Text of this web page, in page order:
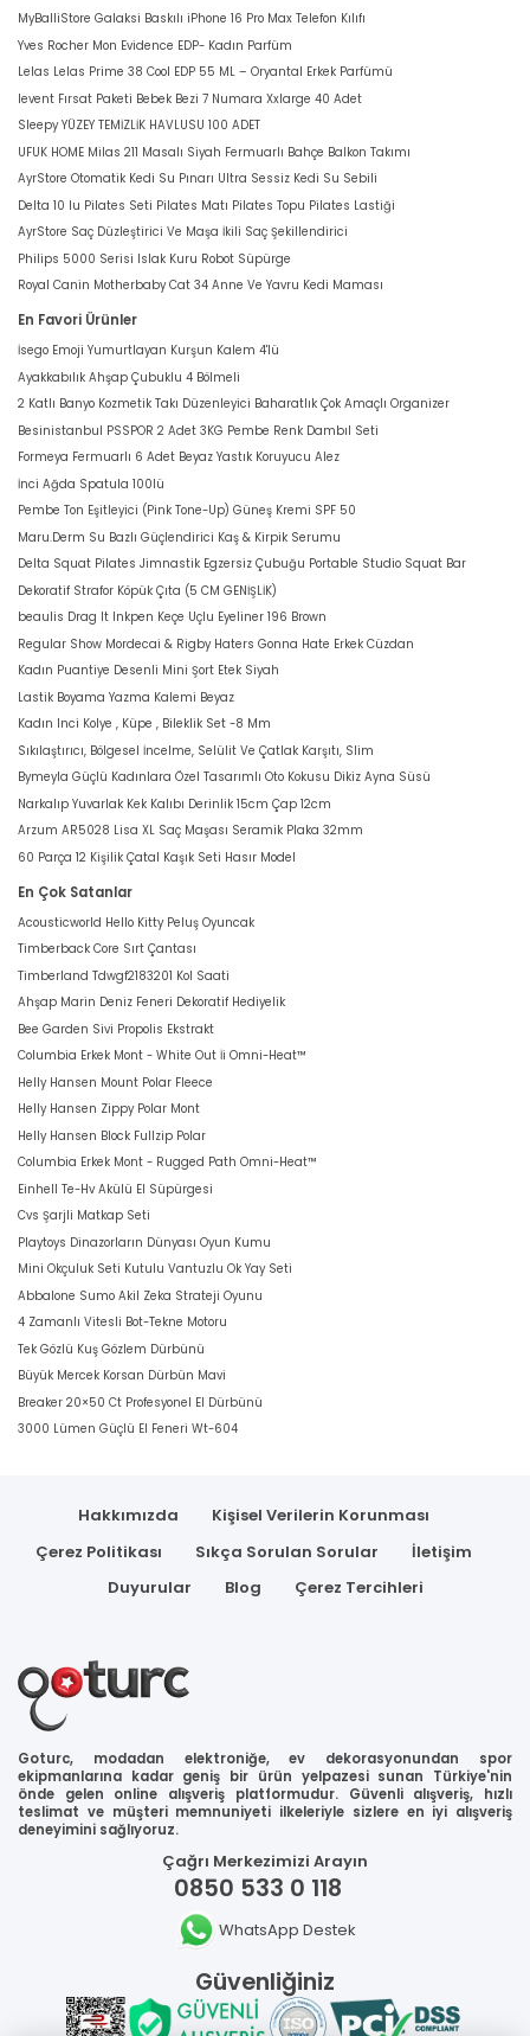
MyBalliStore Galaksi Baskılı iPhone 16 Pro Max Telefon Kılıfı
Yves Rocher Mon Evidence EDP- Kadın Parfüm
Lelas Lelas Prime 38 Cool EDP 55 ML – Oryantal Erkek Parfümü
levent Fırsat Paketi Bebek Bezi 7 Numara Xxlarge 40 Adet
Sleepy YÜZEY TEMİZLİK HAVLUSU 100 ADET
UFUK HOME Milas 211 Masalı Siyah Fermuarlı Bahçe Balkon Takımı
AyrStore Otomatik Kedi Su Pınarı Ultra Sessiz Kedi Su Sebili
Delta 10 lu Pilates Seti Pilates Matı Pilates Topu Pilates Lastiği
AyrStore Saç Düzleştirici Ve Maşa İkili Saç Şekillendirici
Philips 5000 Serisi Islak Kuru Robot Süpürge
Royal Canin Motherbaby Cat 34 Anne Ve Yavru Kedi Maması
En Favori Ürünler
İsego Emoji Yumurtlayan Kurşun Kalem 4'lü
Ayakkabılık Ahşap Çubuklu 4 Bölmeli
2 Katlı Banyo Kozmetik Takı Düzenleyici Baharatlık Çok Amaçlı Organizer
Besinistanbul PSSPOR 2 Adet 3KG Pembe Renk Dambıl Seti
Formeya Fermuarlı 6 Adet Beyaz Yastık Koruyucu Alez
İnci Ağda Spatula 100lü
Pembe Ton Eşitleyici (Pink Tone-Up) Güneş Kremi SPF 50
Maru.Derm Su Bazlı Güçlendirici Kaş & Kirpik Serumu
Delta Squat Pilates Jimnastik Egzersiz Çubuğu Portable Studio Squat Bar
Dekoratif Strafor Köpük Çıta (5 CM GENİŞLİK)
beaulis Drag It Inkpen Keçe Uçlu Eyeliner 196 Brown
Regular Show Mordecai & Rigby Haters Gonna Hate Erkek Cüzdan
Kadın Puantiye Desenli Mini Şort Etek Siyah
Lastik Boyama Yazma Kalemi Beyaz
Kadın Inci Kolye , Küpe , Bileklik Set -8 Mm
Sıkılaştırıcı, Bölgesel İncelme, Selülit Ve Çatlak Karşıtı, Slim
Bymeyla Güçlü Kadınlara Özel Tasarımlı Oto Kokusu Dikiz Ayna Süsü
Narkalıp Yuvarlak Kek Kalıbı Derinlik 15cm Çap 12cm
Arzum AR5028 Lisa XL Saç Maşası Seramik Plaka 32mm
60 Parça 12 Kişilik Çatal Kaşık Seti Hasır Model
En Çok Satanlar
Acousticworld Hello Kitty Peluş Oyuncak
Timberback Core Sırt Çantası
Timberland Tdwgf2183201 Kol Saati
Ahşap Marin Deniz Feneri Dekoratif Hediyelik
Bee Garden Sivi Propolis Ekstrakt
Columbia Erkek Mont - White Out İi Omni-Heat™
Helly Hansen Mount Polar Fleece
Helly Hansen Zippy Polar Mont
Helly Hansen Block Fullzip Polar
Columbia Erkek Mont - Rugged Path Omni-Heat™
Einhell Te-Hv Akülü El Süpürgesi
Cvs Şarjli Matkap Seti
Playtoys Dinazorların Dünyası Oyun Kumu
Mini Okçuluk Seti Kutulu Vantuzlu Ok Yay Seti
Abbalone Sumo Akil Zeka Strateji Oyunu
4 Zamanlı Vitesli Bot-Tekne Motoru
Tek Gözlü Kuş Gözlem Dürbünü
Büyük Mercek Korsan Dürbün Mavi
Breaker 20×50 Ct Profesyonel El Dürbünü
3000 Lümen Güçlü El Feneri Wt-604
Hakkımızda
Kişisel Verilerin Korunması
Çerez Politikası
Sıkça Sorulan Sorular
İletişim
Duyurular
Blog Çerez Tercihleri
Goturc, modadan elektroniğe, ev dekorasyonundan spor
ekipmanlarına kadar geniş bir ürün yelpazesi sunan Türkiye'nin
önde gelen online alışveriş platformudur. Güvenli alışveriş, hızlı
teslimat ve müşteri memnuniyeti ilkeleriyle sizlere en iyi alışveriş
deneyimini sağlıyoruz.
Çağrı Merkezimizi Arayın
0850 533 0 118
WhatsApp Destek
Güvenliğiniz